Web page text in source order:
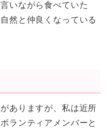
いながら食べていた
然と仲良くなっている
ありますが、私は近所
ランティアメンバーと